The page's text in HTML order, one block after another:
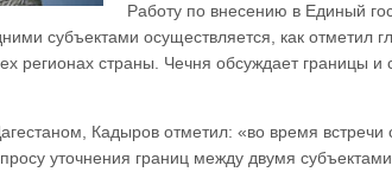
Работу по внесению в Единый
субъектами осуществляется, как отметил
регионах страны. Чечня обсуждает границы и
Кадыров отметил: «во время
уточнения границ между двумя